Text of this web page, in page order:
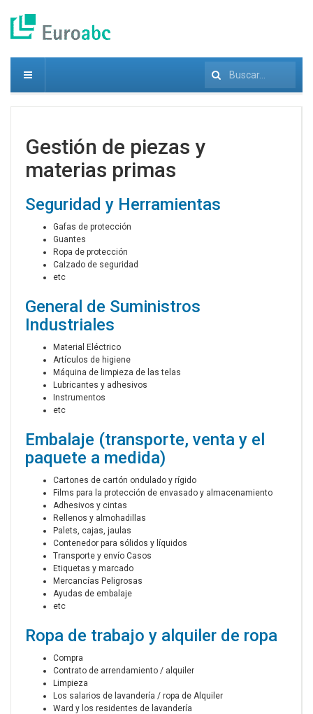
Buscar...
Gestión de piezas y
materias primas
Seguridad y Herramientas
Gafas de protección
Guantes
Ropa de protección
Calzado de seguridad
etc
General de Suministros
Industriales
Material Eléctrico
Artículos de higiene
Máquina de limpieza de las telas
Lubricantes y adhesivos
Instrumentos
etc
Embalaje (transporte, venta y el
paquete a medida)
Cartones de cartón ondulado y rígido
Films para la protección de envasado y almacenamiento
Adhesivos y cintas
Rellenos y almohadillas
Palets, cajas, jaulas
Contenedor para sólidos y líquidos
Transporte y envío Casos
Etiquetas y marcado
Mercancías Peligrosas
Ayudas de embalaje
etc
Ropa de trabajo y alquiler de ropa
Compra
Contrato de arrendamiento / alquiler
Limpieza
Los salarios de lavandería / ropa de Alquiler
Ward y los residentes de lavandería